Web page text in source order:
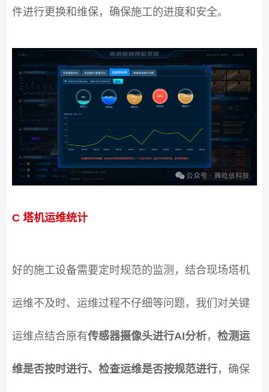
件进行更换和维保，确保施工的进度和安全。
C 塔机运维统计
好的施工设备需要定时规范的监测，结合现场塔机
运维不及时、运维过程不仔细等问题，我们对关键
运维点结合原有传感器摄像头进行AI分析， 检测运
维是否按时进行、检查运维是否按规范进行，确保